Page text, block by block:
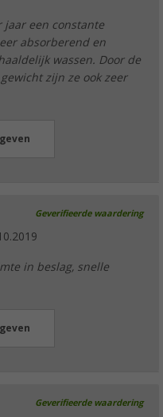
jaar een constante
absorberend en
wassen. Door de
zijn ze ook zeer
Geverifieerde waardering
in beslag, snelle
Geverifieerde waardering